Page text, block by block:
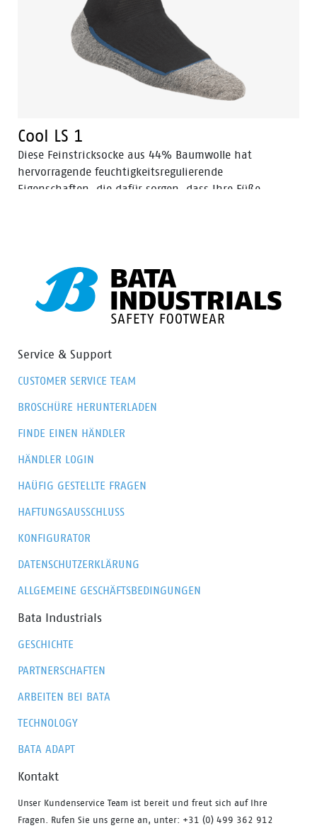
Cool LS 1
Diese Feinstricksocke aus 44% Baumwolle hat
hervorragende feuchtigkeitsregulierende
Eigenschaften, die dafür sorgen, dass Ihre Füße
Service & Support
CUSTOMER SERVICE TEAM
BROSCHÜRE HERUNTERLADEN
FINDE EINEN HÄNDLER
HÄNDLER LOGIN
HAÜFIG GESTELLTE FRAGEN
HAFTUNGSAUSSCHLUSS
KONFIGURATOR
DATENSCHUTZERKLÄRUNG
ALLGEMEINE GESCHÄFTSBEDINGUNGEN
Bata Industrials
GESCHICHTE
PARTNERSCHAFTEN
ARBEITEN BEI BATA
TECHNOLOGY
BATA ADAPT
Kontakt
Unser Kundenservice Team ist bereit und freut sich auf Ihre
Fragen. Rufen Sie uns gerne an, unter: +31 (0) 499 362 912